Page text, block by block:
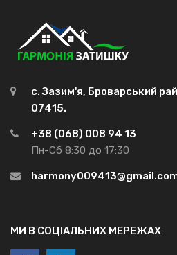
с. Зазим'я, Броварський
07415.
+38 (068) 008 94 13
Пн-Сб 8:30 до 17:30
МИ В СОЦІАЛЬНИХ МЕРЕЖАХ